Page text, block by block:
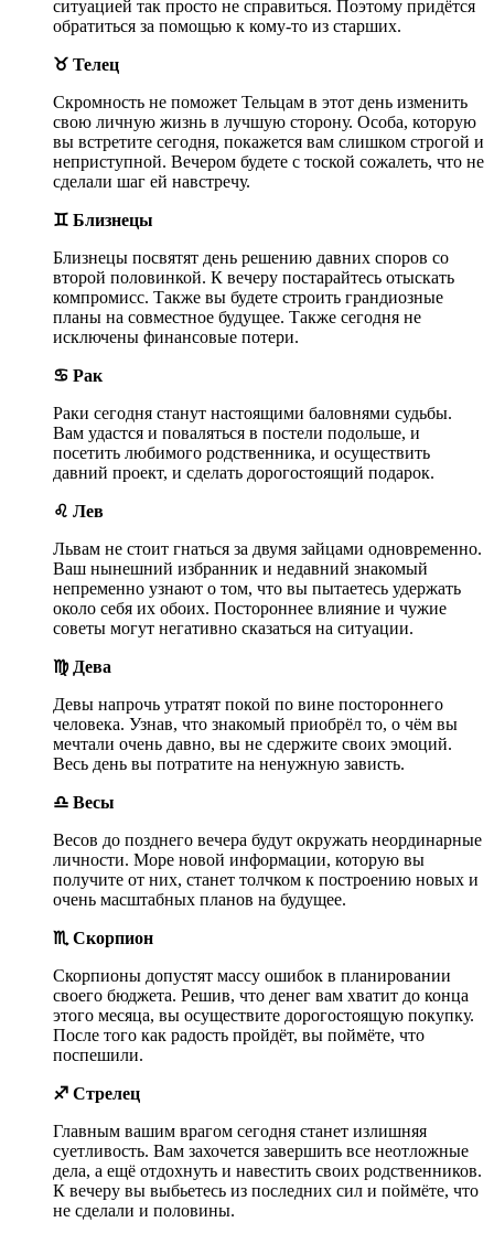
ситуацией так просто не справиться. Поэтому придётся
обратиться за помощью к кому-то из старших.
♉ Телец
Скромность не поможет Тельцам в этот день изменить
свою личную жизнь в лучшую сторону. Особа, которую
вы встретите сегодня, покажется вам слишком строгой и
неприступной. Вечером будете с тоской сожалеть, что не
сделали шаг ей навстречу.
♊ Близнецы
Близнецы посвятят день решению давних споров со
второй половинкой. К вечеру постарайтесь отыскать
компромисс. Также вы будете строить грандиозные
планы на совместное будущее. Также сегодня не
исключены финансовые потери.
♋ Рак
Раки сегодня станут настоящими баловнями судьбы.
Вам удастся и поваляться в постели подольше, и
посетить любимого родственника, и осуществить
давний проект, и сделать дорогостоящий подарок.
♌ Лев
Львам не стоит гнаться за двумя зайцами одновременно.
Ваш нынешний избранник и недавний знакомый
непременно узнают о том, что вы пытаетесь удержать
около себя их обоих. Постороннее влияние и чужие
советы могут негативно сказаться на ситуации.
♍ Дева
Девы напрочь утратят покой по вине постороннего
человека. Узнав, что знакомый приобрёл то, о чём вы
мечтали очень давно, вы не сдержите своих эмоций.
Весь день вы потратите на ненужную зависть.
♎ Весы
Весов до позднего вечера будут окружать неординарные
личности. Море новой информации, которую вы
получите от них, станет толчком к построению новых и
очень масштабных планов на будущее.
♏ Скорпион
Скорпионы допустят массу ошибок в планировании
своего бюджета. Решив, что денег вам хватит до конца
этого месяца, вы осуществите дорогостоящую покупку.
После того как радость пройдёт, вы поймёте, что
поспешили.
♐ Стрелец
Главным вашим врагом сегодня станет излишняя
суетливость. Вам захочется завершить все неотложные
дела, а ещё отдохнуть и навестить своих родственников.
К вечеру вы выбьетесь из последних сил и поймёте, что
не сделали и половины.